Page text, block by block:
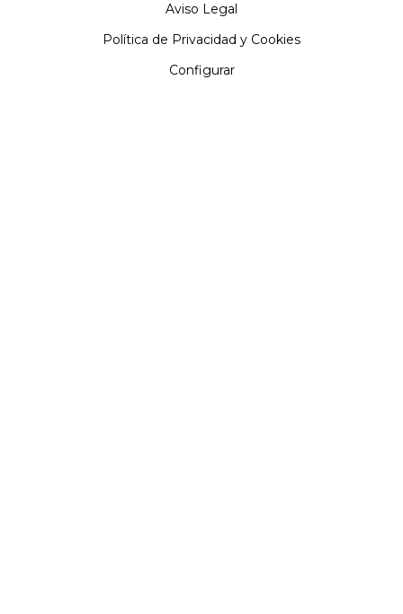
Aviso Legal
Política de Privacidad y Cookies
Configurar